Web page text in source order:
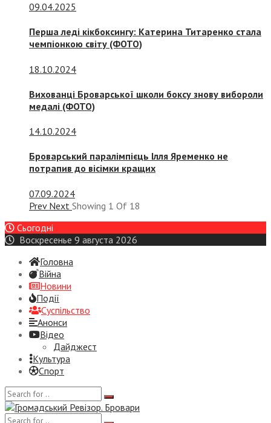
09.04.2025
Перша леді кікбоксингу: Катерина Титаренко стала
чемпіонкою світу (ФОТО)
18.10.2024
Вихованці Броварської школи боксу знову вибороли
медалі (ФОТО)
14.10.2024
Броварський паралімпієць Ілля Яременко не
потрапив до вісімки кращих
07.09.2024
Prev Next Showing 1 Of 18
Сьогодні
Воскресенье 9 августа 2026
Головна
Війна
Новини
Події
Суспiльство
Анонси
Відео
Дайджест
Культура
Спорт